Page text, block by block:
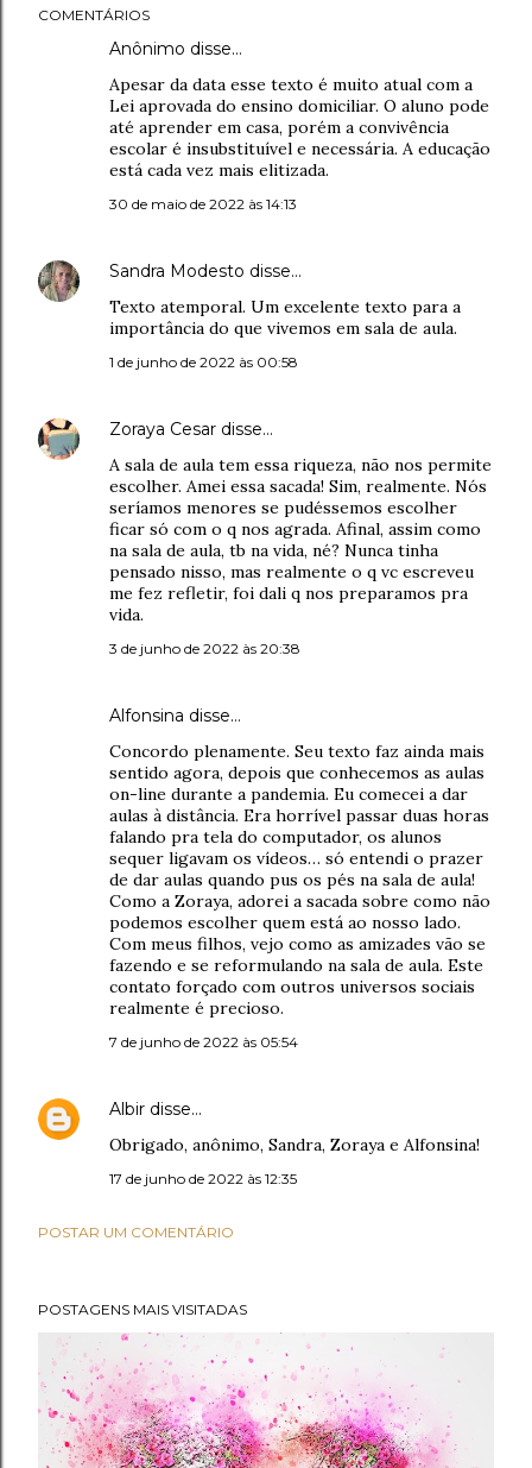
COMENTÁRIOS
Anônimo disse…
Apesar da data esse texto é muito atual com a
Lei aprovada do ensino domiciliar. O aluno pode
até aprender em casa, porém a convivência
escolar é insubstituível e necessária. A educação
está cada vez mais elitizada.
30 de maio de 2022 às 14:13
Sandra Modesto disse…
Texto atemporal. Um excelente texto para a
importância do que vivemos em sala de aula.
1 de junho de 2022 às 00:58
Zoraya Cesar disse…
A sala de aula tem essa riqueza, não nos permite
escolher. Amei essa sacada! Sim, realmente. Nós
seríamos menores se pudéssemos escolher
ficar só com o q nos agrada. Afinal, assim como
na sala de aula, tb na vida, né? Nunca tinha
pensado nisso, mas realmente o q vc escreveu
me fez refletir, foi dali q nos preparamos pra
vida.
3 de junho de 2022 às 20:38
Alfonsina disse…
Concordo plenamente. Seu texto faz ainda mais
sentido agora, depois que conhecemos as aulas
on-line durante a pandemia. Eu comecei a dar
aulas à distância. Era horrível passar duas horas
falando pra tela do computador, os alunos
sequer ligavam os vídeos… só entendi o prazer
de dar aulas quando pus os pés na sala de aula!
Como a Zoraya, adorei a sacada sobre como não
podemos escolher quem está ao nosso lado.
Com meus filhos, vejo como as amizades vão se
fazendo e se reformulando na sala de aula. Este
contato forçado com outros universos sociais
realmente é precioso.
7 de junho de 2022 às 05:54
Albir disse…
Obrigado, anônimo, Sandra, Zoraya e Alfonsina!
17 de junho de 2022 às 12:35
POSTAR UM COMENTÁRIO
POSTAGENS MAIS VISITADAS